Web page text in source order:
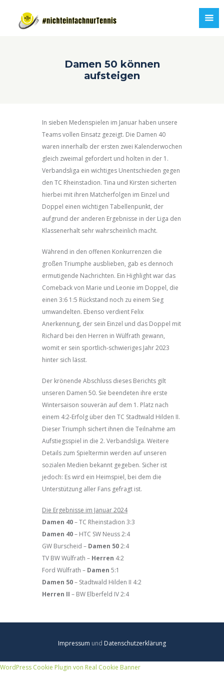
Damen 50 können
aufsteigen
In sieben Medenspielen im Januar haben unsere
Teams vollen Einsatz gezeigt. Die Damen 40
waren innerhalb der ersten zwei Kalenderwochen
gleich zweimal gefordert und holten in der 1.
Verbandsliga ein wichtiges Unentschieden gegen
den TC Rheinstadion. Tina und Kirsten sicherten
hierbei mit ihren Matcherfolgen im Einzel und
Doppel einen wichtigen Tabellenpunkt, der
aufgrund der anderen Ergebnisse in der Liga den
Klassenerhalt sehr wahrscheinlich macht.
Während in den offenen Konkurrenzen die
großen Triumphe ausblieben, gab es dennoch
ermutigende Nachrichten. Ein Highlight war das
Comeback von Marie und Leonie im Doppel, die
einen 3:6 1:5 Rückstand noch zu einem Sieg
umwandelten. Ebenso verdient Felix
Anerkennung, der sein Einzel und das Doppel mit
Richard bei den Herren in Wülfrath gewann,
womit er sein sportlich-schwieriges Jahr 2023
hinter sich lässt.
Der krönende Abschluss dieses Berichts gilt
unseren Damen 50. Sie beendeten ihre erste
Wintersaison souverän auf dem 1. Platz nach
einem 4:2-Erfolg über den TC Stadtwald Hilden II.
Dieser Triumph sichert ihnen die Teilnahme am
Aufstiegsspiel in die 2. Verbandsliga. Weitere
Details zum Spieltermin werden auf unseren
sozialen Medien bekannt gegeben. Sicher ist
jedoch: Es wird ein Heimspiel, bei dem die
Unterstützung aller Fans gefragt ist.
Die Ergebnisse im Januar 2024
Damen 40– TC Rheinstadion 3:3
Damen 40– HTC SW Neuss 2:4
GW Burscheid – Damen 502:4
TV BW Wülfrath – Herren 4:2
Ford Wülfrath – Damen 5:1
Damen 50– Stadtwald Hilden II 4:2
Herren II – BW Elberfeld IV 2:4
Impressum und Datenschutzerklärung
WordPress Cookie Plugin von Real Cookie Banner